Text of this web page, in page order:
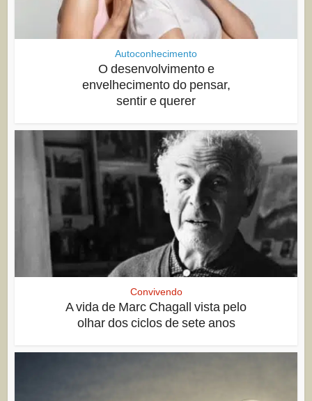
Autoconhecimento
O desenvolvimento e
envelhecimento do pensar,
sentir e querer
Convivendo
A vida de Marc Chagall vista pelo
olhar dos ciclos de sete anos